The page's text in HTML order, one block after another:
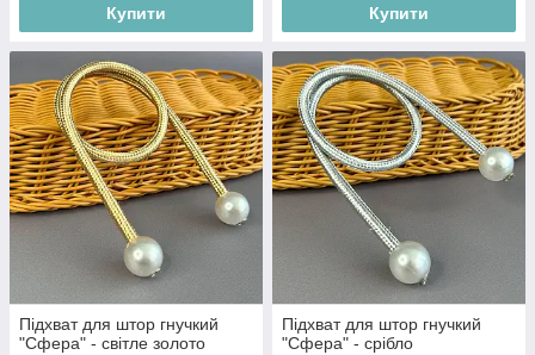
Купити Купити
Підхват для штор гнучкий
"Сфера" - світле золото
Підхват для штор гнучкий
"Сфера" - срібло